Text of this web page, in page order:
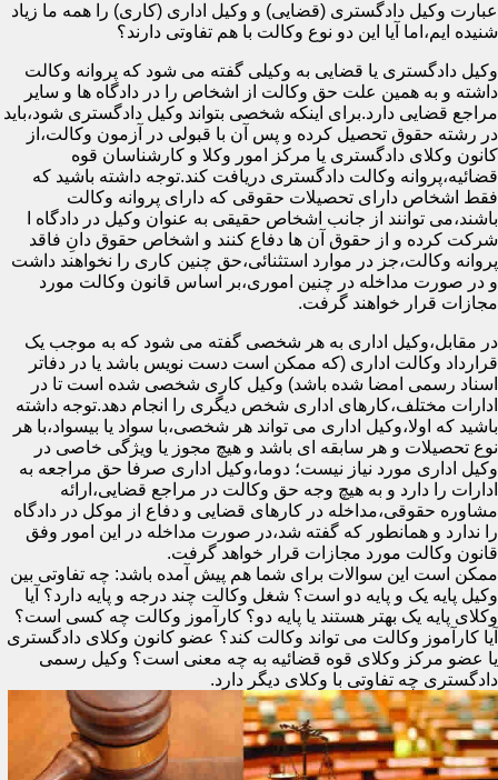
عبارت وکیل دادگستری (قضایی) و وکیل اداری (کاری) را همه ما زیاد
شنیده ایم،اما آیا این دو نوع وکالت با هم تفاوتی دارند؟
وکیل دادگستری یا قضایی به وکیلی گفته می شود که پروانه وکالت
داشته و به همین علت حق وکالت از اشخاص را در دادگاه ها و سایر
مراجع قضایی دارد.برای اینکه شخصی بتواند وکیل دادگستری شود،باید
در رشته حقوق تحصیل کرده و پس آن با قبولی در آزمون وکالت،از
کانون وکلای دادگستری یا مرکز امور وکلا و کارشناسان قوه
قضائیه،پروانه وکالت دادگستری دریافت کند.توجه داشته باشید که
فقط اشخاص دارای تحصیلات حقوقی که دارای پروانه وکالت
باشند،می توانند از جانب اشخاص حقیقی به عنوان وکیل در دادگاه ا
شرکت کرده و از حقوق آن ها دفاع کنند و اشخاص حقوق دانِ فاقد
پروانه وکالت،جز در موارد استثنائی،حق چنین کاری را نخواهند داشت
و در صورت مداخله در چنین اموری،بر اساس قانون وکالت مورد
مجازات قرار خواهند گرفت.
در مقابل،وکیل اداری به هر شخصی گفته می شود که به موجب یک
قرارداد وکالت اداری (که ممکن است دست نویس باشد یا در دفاتر
اسناد رسمی امضا شده باشد) وکیل کاری شخصی شده است تا در
ادارات مختلف،کارهای اداری شخص دیگری را انجام دهد.توجه داشته
باشید که اولا،وکیل اداری می تواند هر شخصی،با سواد یا بیسواد،با هر
نوع تحصیلات و هر سابقه ای باشد و هیچ مجوز یا ویژگی خاصی در
وکیل اداری مورد نیاز نیست؛ دوما،وکیل اداری صرفا حق مراجعه به
ادارات را دارد و به هیچ وجه حق وکالت در مراجع قضایی،ارائه
مشاوره حقوقی،مداخله در کارهای قضایی و دفاع از موکل در دادگاه
را ندارد و همانطور که گفته شد،در صورت مداخله در این امور وفق
قانون وکالت مورد مجازات قرار خواهد گرفت.
ممکن است این سوالات برای شما هم پیش آمده باشد: چه تفاوتی بین
وکیل پایه یک و پایه دو است؟ شغل وکالت چند درجه و پایه دارد؟ آیا
وکلای پایه یک بهتر هستند یا پایه دو؟ کارآموز وکالت چه کسی است؟
آیا کارآموز وکالت می تواند وکالت کند؟ عضو کانون وکلای دادگستری
یا عضو مرکز وکلای قوه قضائیه به چه معنی است؟ وکیل رسمی
دادگستری چه تفاوتی با وکلای دیگر دارد.